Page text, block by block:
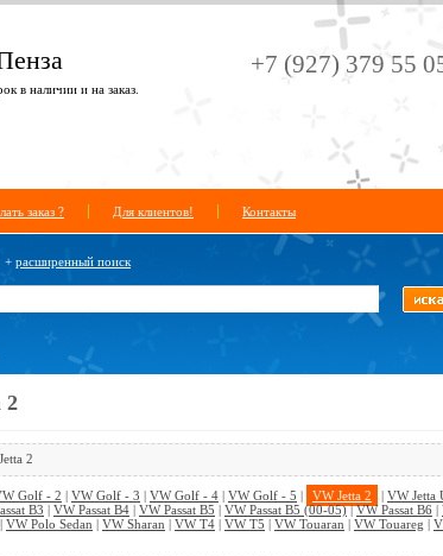
в наличии и на заказ.
+7 (927) 379 55
заказ ? Для клиентов! Контакты
+ расширенный поиск
2
2
Golf - 2 | VW Golf - 3 | VW Golf - 4 | VW Golf - 5 | VW Jetta 2 | VW Jetta
B3 | VW Passat B4 | VW Passat B5 | VW Passat B5 (00-05)|VW Passat B6 |
| VW Polo Sedan | VW Sharan | VW T4 | VW T5 | VW Touaran | VW Touareg |